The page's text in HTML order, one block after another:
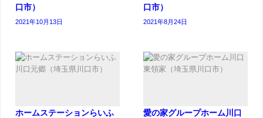
口市）
2021年10月13日
口市）
2021年8月24日
ホームステーションらいふ
愛の家グループホーム川口